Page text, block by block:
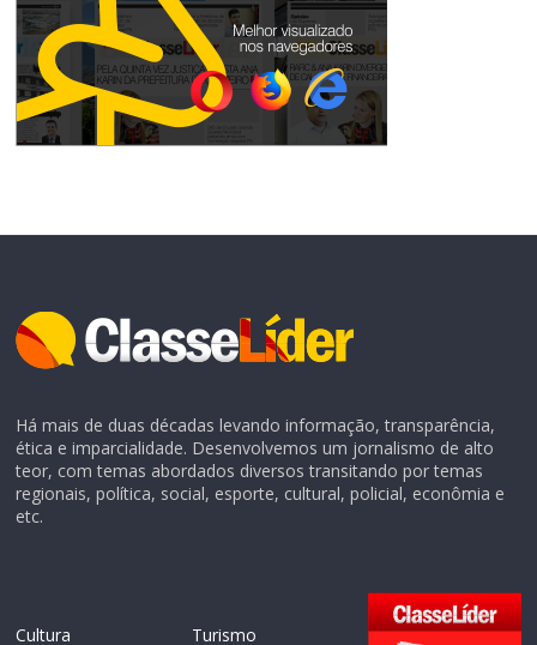
Há mais de duas décadas levando informação, transparência,
ética e imparcialidade. Desenvolvemos um jornalismo de alto
teor, com temas abordados diversos transitando por temas
regionais, política, social, esporte, cultural, policial, econômia e
etc.
Cultura Turismo